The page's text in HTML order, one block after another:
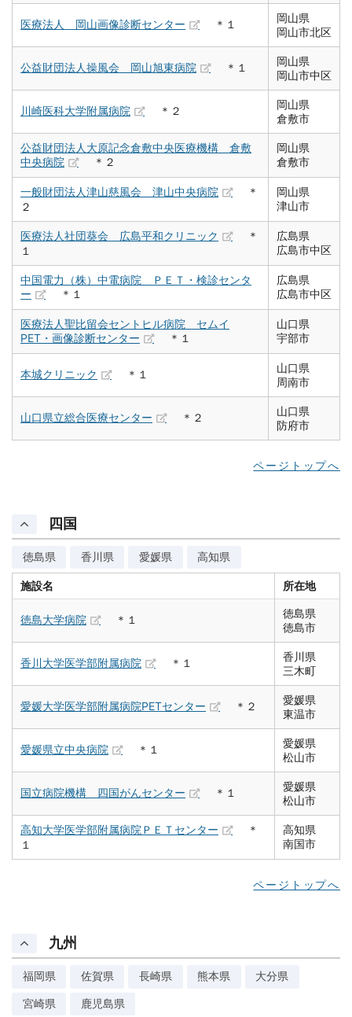
医療法人 岡山画像診断センター ＊１
岡山県
岡山市北区
公益財団法人操風会 岡山旭東病院 ＊１
岡山県
岡山市中区
川崎医科大学附属病院 ＊２
岡山県
倉敷市
公益財団法人大原記念倉敷中央医療機構 倉敷
中央病院
＊２
岡山県
倉敷市
一般財団法人津山慈風会 津山中央病院
＊
２
岡山県
津山市
医療法人社団葵会 広島平和クリニック
＊
１
広島県
広島市中区
中国電力（株）中電病院 ＰＥＴ・検診センタ
ー
＊１
広島県
広島市中区
医療法人聖比留会セントヒル病院 セムイ
PET・画像診断センター
＊１
山口県
宇部市
本城クリニック ＊１
山口県
周南市
山口県立総合医療センター ＊２
山口県
防府市
ページトップへ
四国
徳島県 香川県 愛媛県 高知県
施設名 所在地
徳島大学病院 ＊１
徳島県
徳島市
香川大学医学部附属病院 ＊１
香川県
三木町
愛媛大学医学部附属病院PETセンター ＊２
愛媛県
東温市
愛媛県立中央病院 ＊１
愛媛県
松山市
国立病院機構 四国がんセンター ＊１
愛媛県
松山市
高知大学医学部附属病院ＰＥＴセンター
＊
１
高知県
南国市
ページトップへ
九州
福岡県 佐賀県 長崎県 熊本県 大分県
宮崎県 鹿児島県